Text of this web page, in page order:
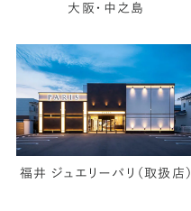
大阪・中之島
福井 ジュエリーパリ（取扱店）